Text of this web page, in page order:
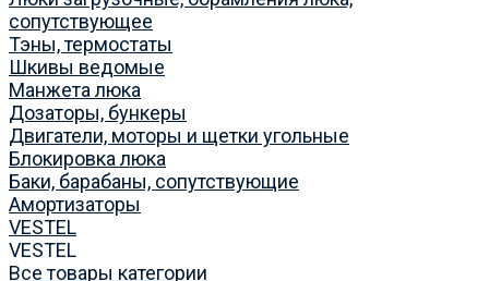
сопутствующее
Тэны, термостаты
Шкивы ведомые
Манжета люка
Дозаторы, бункеры
Двигатели, моторы и щетки угольные
Блокировка люка
Баки, барабаны, сопутствующие
Амортизаторы
VESTEL
VESTEL
Все товары категории